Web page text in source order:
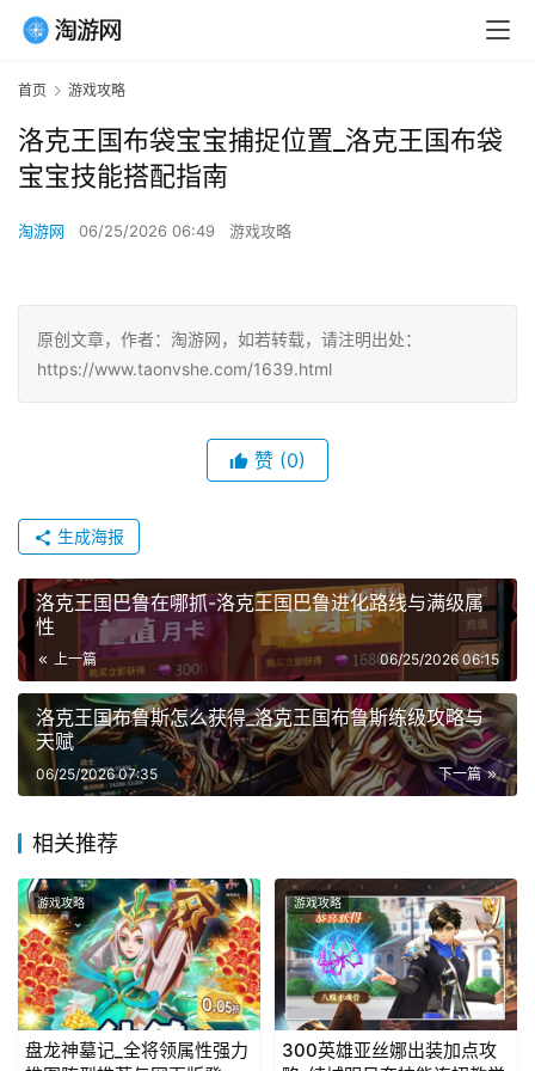
首页 游戏攻略
洛克王国布袋宝宝捕捉位置_洛克王国布袋
宝宝技能搭配指南
淘游网 06/25/2026 06:49 游戏攻略
原创文章，作者：淘游网，如若转载，请注明出处：
https://www.taonvshe.com/1639.html
赞 (0)
生成海报
洛克王国巴鲁在哪抓-洛克王国巴鲁进化路线与满级属
性
上一篇 06/25/2026 06:15
洛克王国布鲁斯怎么获得_洛克王国布鲁斯练级攻略与
天赋
下一篇
06/25/2026 07:35
相关推荐
游戏攻略
盘龙神墓记_全将领属性强力
游戏攻略
300英雄亚丝娜出装加点攻